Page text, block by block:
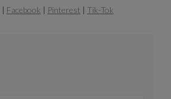
| Facebook | Pinterest | Tik-Tok